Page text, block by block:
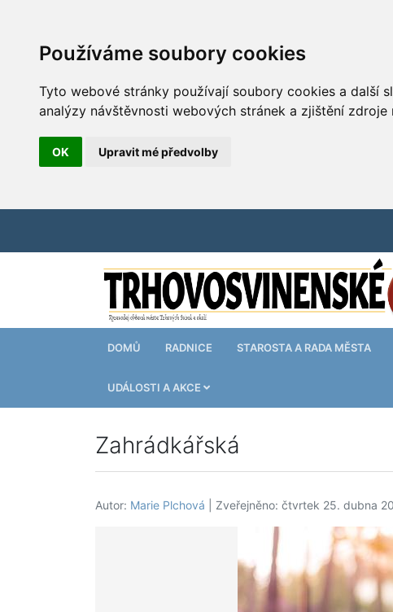
Používáme soubory cookies
Tyto webové stránky používají soubory cookies a další
analýzy návštěvnosti webových stránek a zjištění zdroje
OK Upravit mé předvolby
DOMŮ RADNICE STAROSTA A RADA MĚSTA
UDÁLOSTI A AKCE
Zahrádkářská
Autor: Marie Plchová | Zveřejněno: čtvrtek 25. dubna